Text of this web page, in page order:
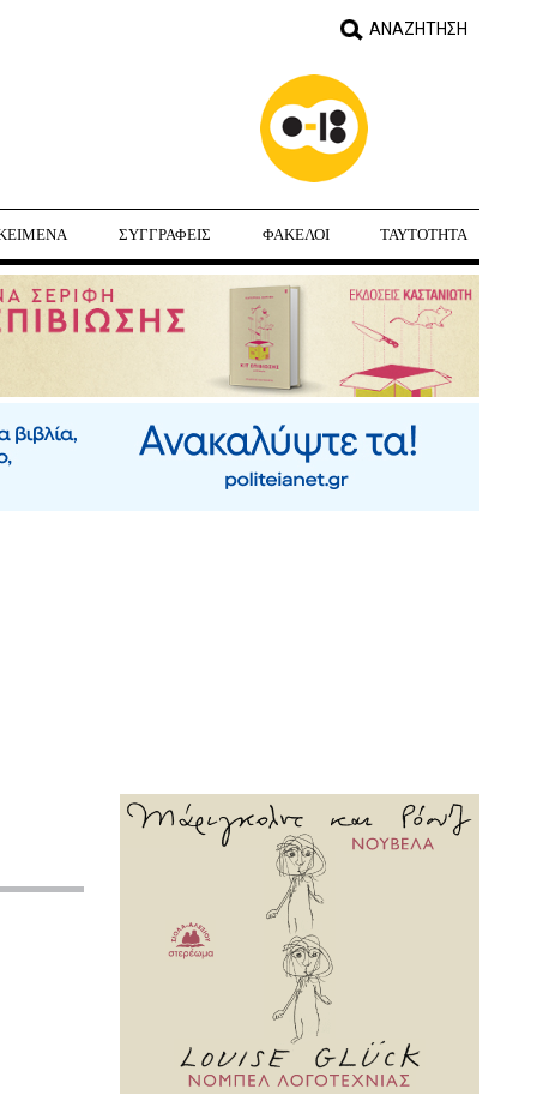
ΣΥΓΓΡΑΦΕΙΣ ΦΑΚΕΛΟΙ ΤΑΥΤΟΤΗΤΑ